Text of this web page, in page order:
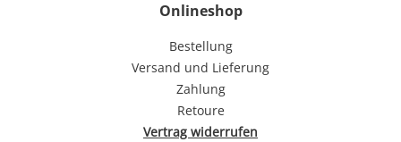
Onlineshop
Bestellung
Versand und Lieferung
Zahlung
Retoure
Vertrag widerrufen